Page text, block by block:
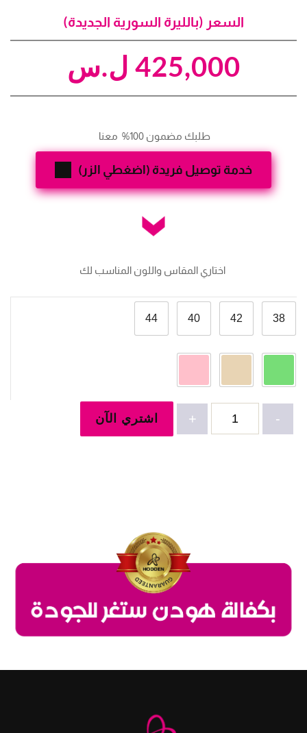
السعر (بالليرة السورية الجديدة)
425,000 ل.س
طلبك مضمون 100%  معنا
خدمة توصيل فريدة (اضغطي الزر)
38
42
40
44
-
جاكيت
+ اشتري الآن